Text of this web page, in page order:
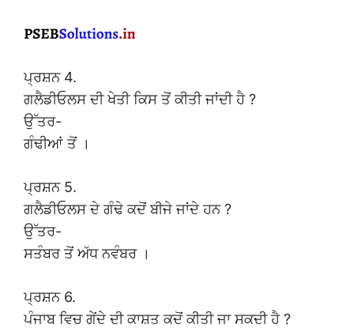
ਪ੍ਰਸ਼ਨ 4.
ਗਲੈਡੀਓਲਸ ਦੀ ਖੇਤੀ ਕਿਸ ਤੋਂ ਕੀਤੀ ਜਾਂਦੀ ਹੈ ?
ਉੱਤਰ-
ਗੰਢੀਆਂ ਤੋਂ ।
ਪ੍ਰਸ਼ਨ 5.
ਗਲੈਡੀਓਲਸ ਦੇ ਗੰਢੇ ਕਦੋਂ ਬੀਜੇ ਜਾਂਦੇ ਹਨ ?
ਉੱਤਰ-
ਸਤੰਬਰ ਤੋਂ ਅੱਧ ਨਵੰਬਰ ।
ਪ੍ਰਸ਼ਨ 6.
ਪੰਜਾਬ ਵਿਚ ਗੇਂਦੇ ਦੀ ਕਾਸ਼ਤ ਕਦੋਂ ਕੀਤੀ ਜਾ ਸਕਦੀ ਹੈ ?